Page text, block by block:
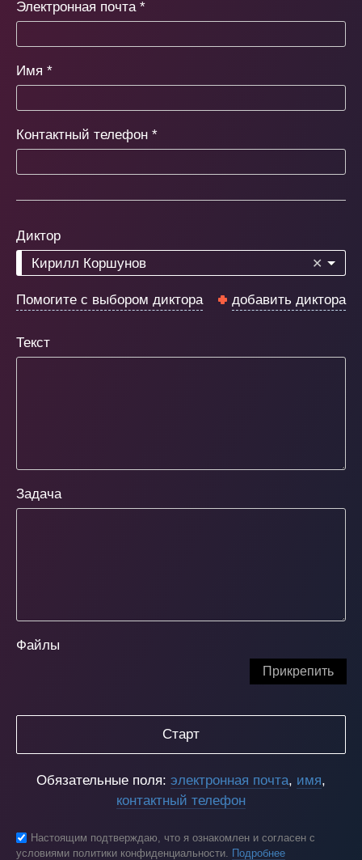
Электронная почта *
Имя *
Контактный телефон *
Диктор
✕
Кирилл Коршунов
Помогите с выбором диктора добавить диктора
Текст
Задача
Файлы
Прикрепить
Старт
Обязательные поля: электронная почта, имя,
контактный телефон
Настоящим подтверждаю, что я ознакомлен и согласен с
условиями политики конфиденциальности.
Подробнее